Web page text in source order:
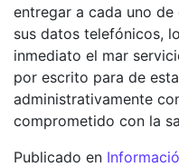
entregar a cada uno
sus datos telefónicos,
inmediato el mar
por escrito para de
administrativamente
comprometido con la
Publicado en